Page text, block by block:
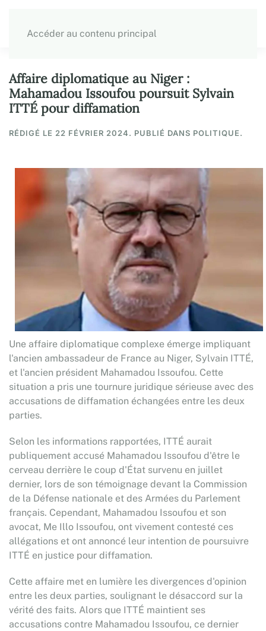
Accéder au contenu principal
Affaire diplomatique au Niger :
Mahamadou Issoufou poursuit Sylvain
ITTÉ pour diffamation
RÉDIGÉ LE 22 FÉVRIER 2024. PUBLIÉ DANS POLITIQUE.
Une affaire diplomatique complexe émerge impliquant
l'ancien ambassadeur de France au Niger, Sylvain ITTÉ,
et l'ancien président Mahamadou Issoufou. Cette
situation a pris une tournure juridique sérieuse avec des
accusations de diffamation échangées entre les deux
parties.
Selon les informations rapportées, ITTÉ aurait
publiquement accusé Mahamadou Issoufou d'être le
cerveau derrière le coup d'État survenu en juillet
dernier, lors de son témoignage devant la Commission
de la Défense nationale et des Armées du Parlement
français. Cependant, Mahamadou Issoufou et son
avocat, Me Illo Issoufou, ont vivement contesté ces
allégations et ont annoncé leur intention de poursuivre
ITTÉ en justice pour diffamation.
Cette affaire met en lumière les divergences d'opinion
entre les deux parties, soulignant le désaccord sur la
vérité des faits. Alors que ITTÉ maintient ses
accusations contre Mahamadou Issoufou, ce dernier